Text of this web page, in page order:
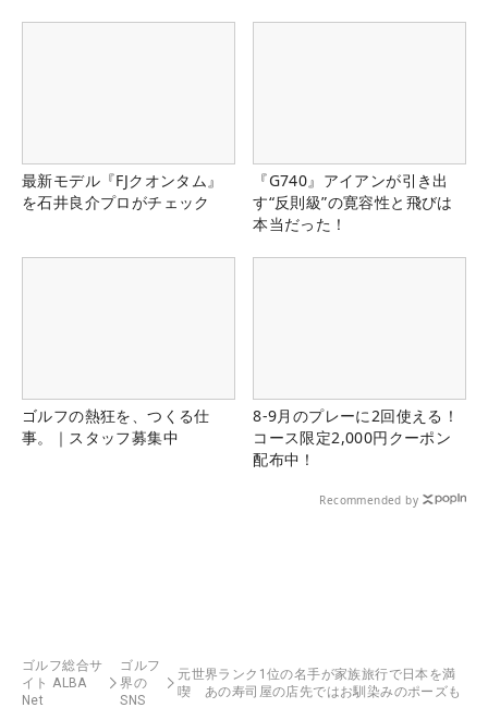
最新モデル『FJクオンタム』
を石井良介プロがチェック
『G740』アイアンが引き出
す“反則級”の寛容性と飛びは
本当だった！
ゴルフの熱狂を、つくる仕
事。｜スタッフ募集中
8-9月のプレーに2回使える！
コース限定2,000円クーポン
配布中！
Recommended by
ゴルフ総合サ
イト ALBA
Net
ゴルフ
界の
SNS
元世界ランク1位の名手が家族旅行で日本を満
喫 あの寿司屋の店先ではお馴染みのポーズも